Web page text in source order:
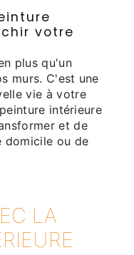
votre
plus qu'un
murs. C'est une
vie à votre
intérieure
et de
domicile ou de
LA